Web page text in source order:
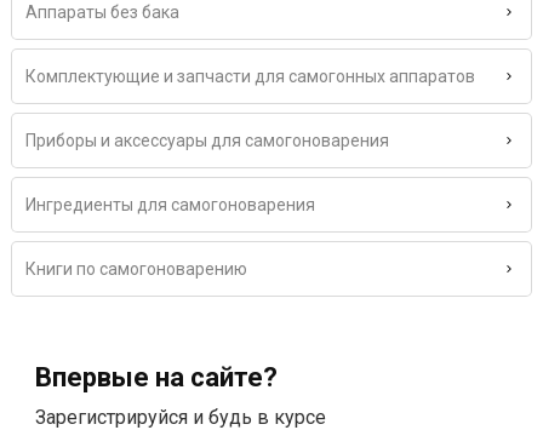
Аппараты без бака
Комплектующие и запчасти для самогонных аппаратов
Приборы и аксессуары для самогоноварения
Ингредиенты для самогоноварения
Книги по самогоноварению
Впервые на сайте?
Зарегистрируйся и будь в курсе